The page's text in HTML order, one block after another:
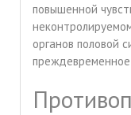
повышенной
органов половой